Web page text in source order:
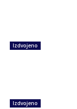
Izdvojeno
Izdvojeno